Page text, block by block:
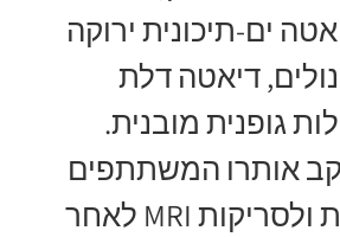
ים-תיכונית ירוקה
דיאטה דלת
גופנית מובנית.
אותרו המשתתפים
לבדיקות חוזרות ולסריקות MRI לאחר